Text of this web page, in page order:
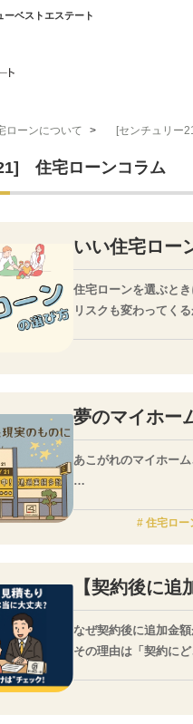
ベストエステート
物件検索 平塚エリア 小田原
住宅ローンについて 住宅ローン実
会社概要
ローンについて > [センチュリー
住宅ローンコラム
いい住宅ロー
住宅ローンを選ぶと
リスクも変わってく
夢のマイホー
あこがれのマイホー
むしろ、住宅ローン
住宅ロー
【契約後に
なぜ契約後に追加金
その理由は「契約に
また、建物の金額に